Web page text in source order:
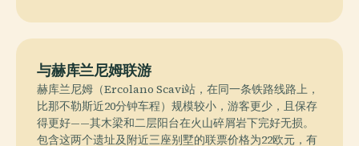
与赫库兰尼姆联游
赫库兰尼姆（Ercolano Scavi站，在同一条铁路线路上，
比那不勒斯近20分钟车程）规模较小，游客更少，且保存
得更好——其木梁和二层阳台在火山碎屑岩下完好无损。
包含这两个遗址及附近三座别墅的联票价格为22欧元，有